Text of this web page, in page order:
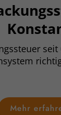
seit
Mehr